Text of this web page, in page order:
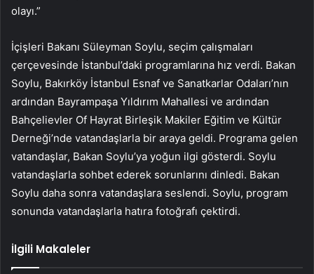
olayı.”
İçişleri Bakanı Süleyman Soylu, seçim çalışmaları
çerçevesinde İstanbul’daki programlarına hız verdi. Bakan
Soylu, Bakırköy İstanbul Esnaf ve Sanatkarlar Odaları’nın
ardından Bayrampaşa Yıldırım Mahallesi ve ardından
Bahçelievler Of Hayrat Birleşik Makiler Eğitim ve Kültür
Derneği’nde vatandaşlarla bir araya geldi. Programa gelen
vatandaşlar, Bakan Soylu’ya yoğun ilgi gösterdi. Soylu
vatandaşlarla sohbet ederek sorunlarını dinledi. Bakan
Soylu daha sonra vatandaşlara seslendi. Soylu, program
sonunda vatandaşlarla hatıra fotoğrafı çektirdi.
İlgili Makaleler